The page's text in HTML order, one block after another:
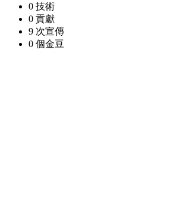
0 技術
0 貢獻
9 次宣傳
0 個金豆